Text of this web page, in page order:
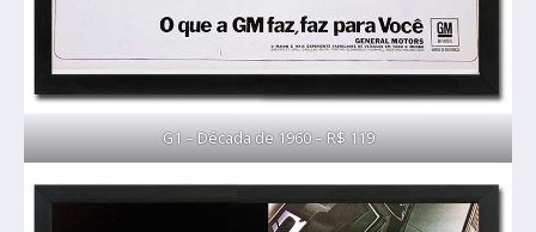
G1 – Década de 1960 – R$ 119